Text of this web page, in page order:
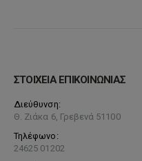
ΣΤΟΙΧΕΙΑ ΕΠΙΚΟΙΝΩΝΙΑΣ
Διεύθυνση:
Θ. Ζιάκα 6, Γρεβενά 51100
Τηλέφωνο:
24625 01202